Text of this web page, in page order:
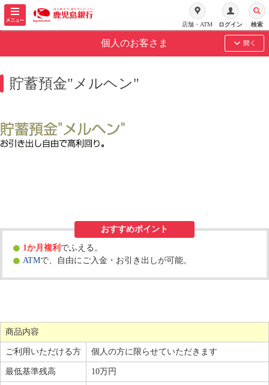
ログイン 検索
店舗・ATM ログイン 検索
個人のお客さま
メ
ニ
く貯蓄預金"メルヘン"
おすすめポイント
1か月複利 でふえる。
ATMで、自由にご入金・お引き出しが可能。
商品内容
ご利用いただける方 個人の方に限らせていただきます
最低基準残高 10万円